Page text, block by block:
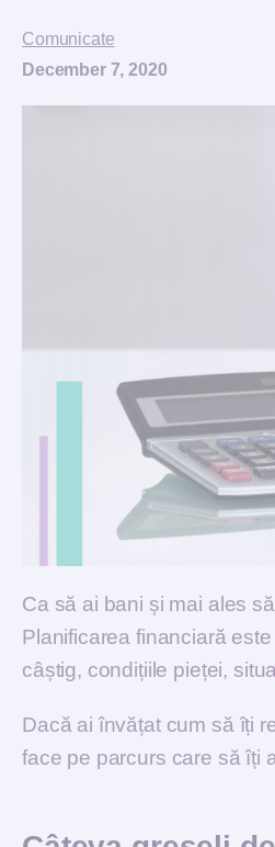
Comunicate
December 7, 2020
Ca să ai bani și mai ales
Planificarea financiară
câștig, condițiile pieței,
Dacă ai învățat cum să îți
face pe parcurs care să îți